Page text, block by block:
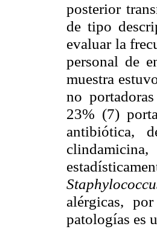
posterior
de tipo
evaluar la
personal de
muestra
no
23% (7)
antibiótica,
alérgicas,
patologías es